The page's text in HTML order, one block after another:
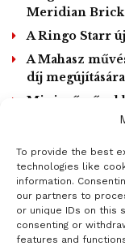
To provide the best
technologies like
information.
our partners to
or unique IDs on this
consenting or
features and
Gulyás Gergely:
polgármesterek
Továbbra is az
polgármesterek
– nyilatkozta
vezető miniszter
ellenzék részéről
polgármestereket
testület jogaival
Meridian
A Ringo Starr
A Mahasz
díj megújítására
Minierőművel